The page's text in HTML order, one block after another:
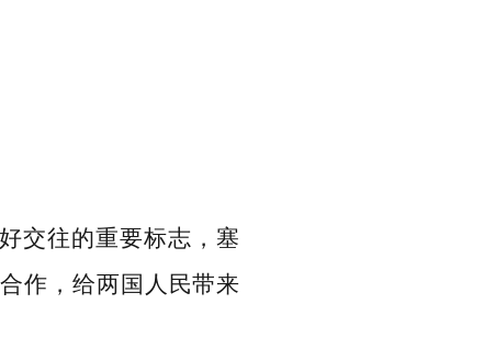
交往的重要标志，塞
作，给两国人民带来